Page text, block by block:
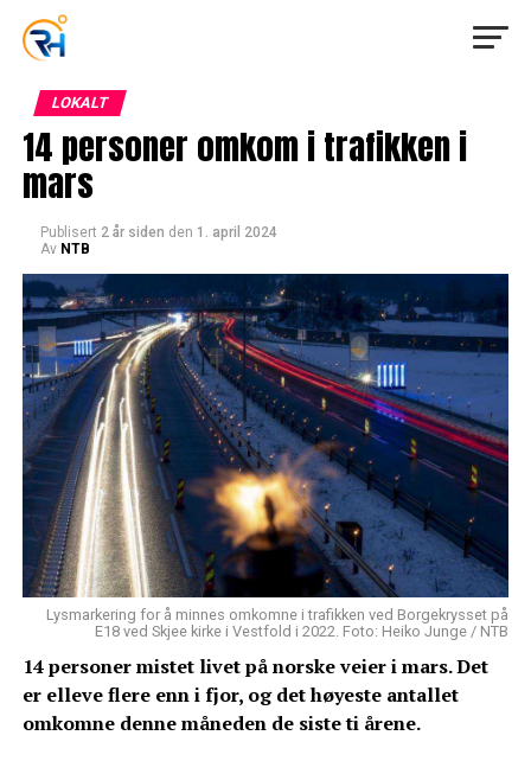
LOKALT
14 personer omkom i trafikken i
mars
Publisert 2 år siden den 1. april 2024
Av NTB
Lysmarkering for å minnes omkomne i trafikken ved Borgekrysset på
E18 ved Skjee kirke i Vestfold i 2022. Foto: Heiko Junge / NTB
14 personer mistet livet på norske veier i mars. Det
er elleve flere enn i fjor, og det høyeste antallet
omkomne denne måneden de siste ti årene.